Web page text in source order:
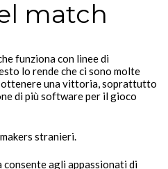
match
funziona con linee di
lo rende che ci sono molte
una vittoria, soprattutto
di più software per il gioco
stranieri.
consente agli appassionati di